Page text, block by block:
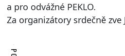
a pro odvážné PEKLO.
Za organizátory srdečně zve